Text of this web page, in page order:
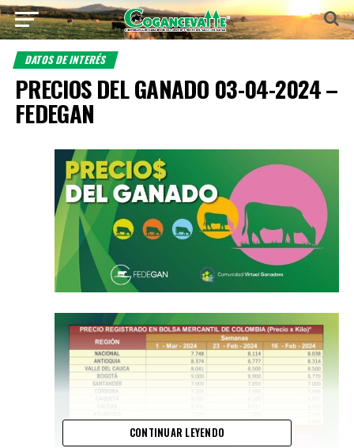
DATOS DE INTERÉS
PRECIOS DEL GANADO 03-04-2024 –
FEDEGAN
CONTINUAR LEYENDO